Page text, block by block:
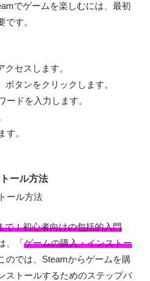
でゲームを楽しむには、最初
す。
セスします。
タンをクリックします。
ードを入力します。
す。
ール方法
で！初心者向けの包括的入門
、「ゲームの購入・インストー
のでは、Steamからゲームを購
ストールするためのステップバ